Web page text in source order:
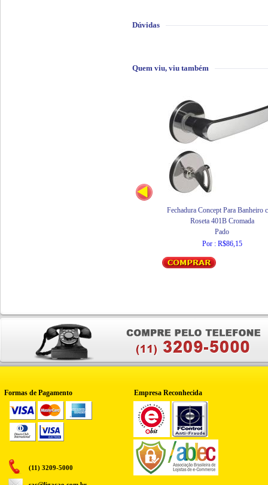
Dúvidas
Quem viu, viu também
Fechadura Concept Para Banheiro
Roseta 401B Cromada
Pado
Por : R$86,15
Formas de Pagamento Empresa Reconhecida
(11) 3209-5000